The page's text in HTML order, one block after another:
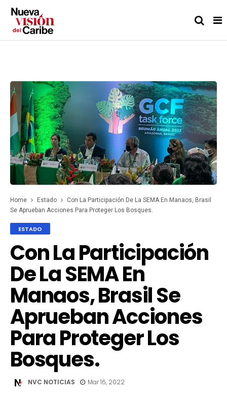
Home Estado
Con La Participación De La SEMA En Manaos, Brasil
Se Aprueban Acciones Para Proteger Los Bosques.
ESTADO
Con La Participación
De La SEMA En
Manaos, Brasil Se
Aprueban Acciones
Para Proteger Los
Bosques.
NVC NOTICIAS Mar 16, 2022